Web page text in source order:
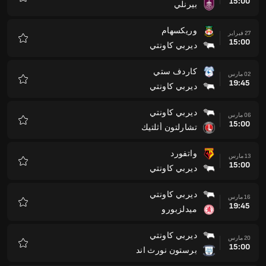
بيرنلي
27 فبراير
15:00
وريكسهام
ديربي كاونتي
02 مارس
19:45
كاردف ستي
ديربي كاونتي
06 مارس
15:00
ديربي كاونتي
تشارلتون أثلتيك
13 مارس
15:00
واتفورد
ديربي كاونتي
16 مارس
19:45
ديربي كاونتي
ميدلزبورو
20 مارس
15:00
ديربي كاونتي
برستون نورث اند